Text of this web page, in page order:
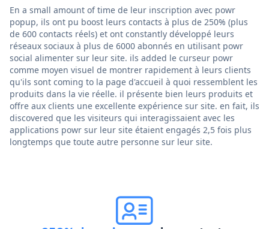
En a small amount of time de leur inscription avec powr
popup, ils ont pu boost leurs contacts à plus de 250% (plus
de 600 contacts réels) et ont constantly développé leurs
réseaux sociaux à plus de 6000 abonnés en utilisant powr
social alimenter sur leur site. ils added le curseur powr
comme moyen visuel de montrer rapidement à leurs clients
qu'ils sont coming to la page d'accueil à quoi ressemblent les
produits dans la vie réelle. il présente bien leurs produits et
offre aux clients une excellente expérience sur site. en fait, ils
discovered que les visiteurs qui interagissaient avec les
applications powr sur leur site étaient engagés 2,5 fois plus
longtemps que toute autre personne sur leur site.